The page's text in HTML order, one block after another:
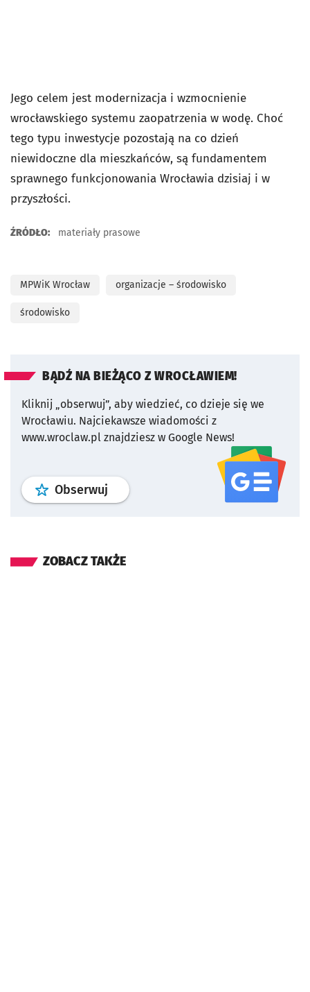
Jego celem jest modernizacja i wzmocnienie
wrocławskiego systemu zaopatrzenia w wodę. Choć
tego typu inwestycje pozostają na co dzień
niewidoczne dla mieszkańców, są fundamentem
sprawnego funkcjonowania Wrocławia dzisiaj i w
przyszłości.
ŹRÓDŁO: materiały prasowe
MPWiK Wrocław organizacje – środowisko
środowisko
BĄDŹ NA BIEŻĄCO Z WROCŁAWIEM!
Kliknij „obserwuj”, aby wiedzieć, co dzieje się we
Wrocławiu. Najciekawsze wiadomości z
www.wroclaw.pl znajdziesz w Google News!
Obserwuj profil serwisu
ZOBACZ TAKŻE